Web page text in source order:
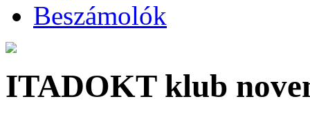
Beszámolók
ITADOKT klub